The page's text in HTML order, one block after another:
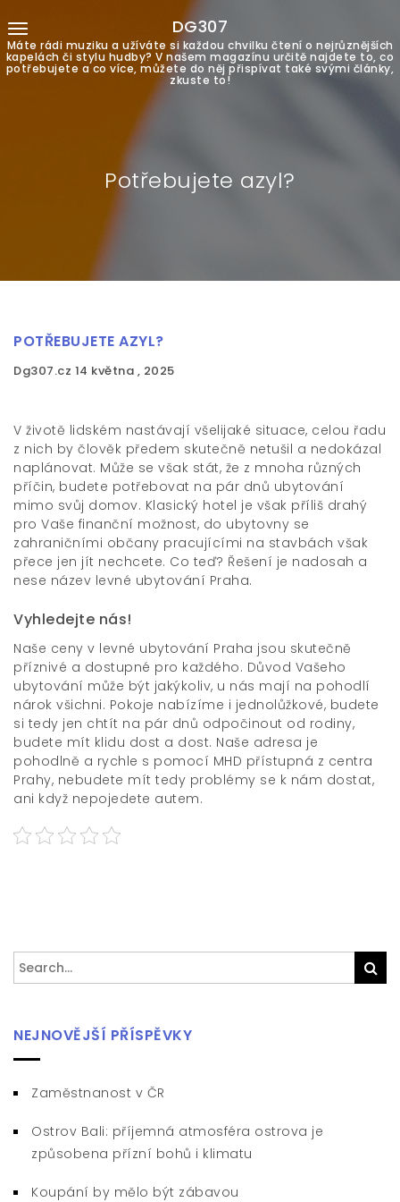
DG307
Máte rádi muziku a užíváte si každou chvilku čtení o nejrůznějších
kapelách či stylu hudby? V našem magazínu určitě najdete to, co
potřebujete a co více, můžete do něj přispívat také svými články,
zkuste to!
Potřebujete azyl?
POTŘEBUJETE AZYL?
Dg307.cz 14 května , 2025
V životě lidském nastávají všelijaké situace, celou řadu
z nich by člověk předem skutečně netušil a nedokázal
naplánovat. Může se však stát, že z mnoha různých
příčin, budete potřebovat na pár dnů ubytování
mimo svůj domov. Klasický hotel je však příliš drahý
pro Vaše finanční možnost, do ubytovny se
zahraničními občany pracujícími na stavbách však
přece jen jít nechcete. Co teď? Řešení je nadosah a
nese název levné ubytování Praha.
Vyhledejte nás!
Naše ceny v levné ubytování Praha jsou skutečně
příznivé a dostupné pro každého. Důvod Vašeho
ubytování může být jakýkoliv, u nás mají na pohodlí
nárok všichni. Pokoje nabízíme i jednolůžkové, budete
si tedy jen chtít na pár dnů odpočinout od rodiny,
budete mít klidu dost a dost. Naše adresa je
pohodlně a rychle s pomocí MHD přístupná z centra
Prahy, nebudete mít tedy problémy se k nám dostat,
ani když nepojedete autem.
Search
for:
NEJNOVĚJŠÍ PŘÍSPĚVKY
Zaměstnanost v ČR
Ostrov Bali: příjemná atmosféra ostrova je
způsobena přízní bohů i klimatu
Koupání by mělo být zábavou